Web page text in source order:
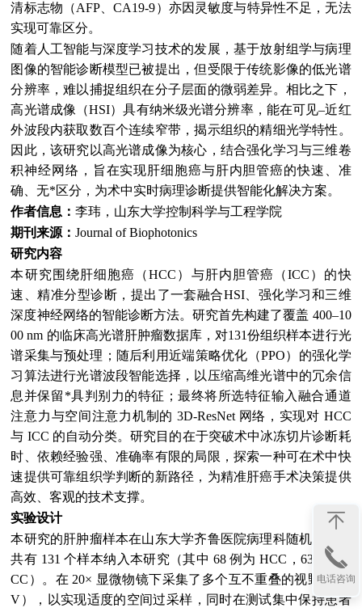
清标志物（AFP、CA19-9）亦因灵敏度与特异性不足，无法
实现可靠区分。
随着人工智能与深度学习技术的发展，基于放射组学与病理
图像的智能诊断模型已被提出，但受限于传统影像的低光谱
分辨率，难以捕捉组织在分子层面的微弱差异。相比之下，
高光谱成像（HSI）具有纳米级光谱分辨率，能在可见–近红
外波段内获取数百个连续窄带，揭示组织的精细光学特性。
因此，该研究以高光谱成像为核心，结合强化学习与三维卷
积神经网络，旨在实现肝细胞癌与肝内胆管癌的快速、准
确、无*区分，为术中实时病理诊断提供智能化解决方案。
作者信息：李玮，山东大学控制科学与工程学院
期刊来源：Journal of Biophotonics
研究内容
本研究围绕肝细胞癌（HCC）与肝内胆管癌（ICC）的快
速、精准分型诊断，提出了一套融合HSI、强化学习和三维
深度神经网络的智能诊断方法。研究首先构建了覆盖 400–10
00 nm 的临床高光谱肝肿瘤数据库，对131份组织样本进行光
谱采集与预处理；随后利用近端策略优化（PPO）的强化学
习算法进行光谱波段智能选择，以压缩高维光谱中的冗余信
息并保留*具判别力的特征；最终将所选特征输入融合通道
注意力与空间注意力机制的 3D-ResNet 网络，实现对 HCC
与 ICC 的自动分类。研究目的在于突破术中冰冻切片诊断耗
时、依赖经验强、准确率有限的局限，探索一种可在术中快
速提供可靠组织学判断的新路径，为精准肝癌手术决策提供
高效、客观的技术支撑。
实验设计
本研究的肝肿瘤样本在山东大学齐鲁医院病理科随机获取。
共有 131 个样本纳入本研究（其中 68 例为 HCC，63 例为 I
CC）。在 20× 显微物镜下采集了多个互不重叠的视野（FO
V），以实现适度的空间过采样，同时在测试集中保持患者
电话咨询